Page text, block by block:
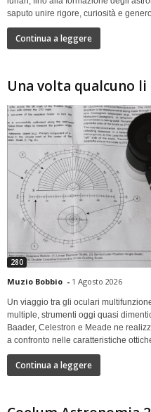
saputo unire rigore, curiosità e
Continua a leggere
Una volta qualcuno li
280
Muzio Bobbio - 1 Agosto 2026
Un viaggio tra gli oculari
multiple, strumenti oggi quasi
Baader, Celestron e Meade ne
a confronto nelle caratteristiche
Continua a leggere